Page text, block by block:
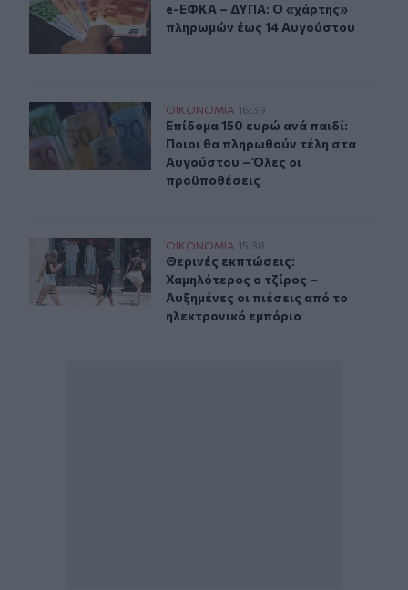
e-ΕΦΚΑ – ΔΥΠΑ: Ο «χάρτης»
e-ΕΦΚΑ – ΔΥΠΑ: Ο «χάρτης»
πληρωμών έως 14 Αυγούστου
Επίδομα 150 ευρώ ανά παιδί: Ποιοι θα πληρωθούν
ΟΙΚΟΝΟΜΙΑ 16:39
Επίδομα 150 ευρώ ανά παιδί:
Επίδομα 150 ευρώ ανά παιδί:
Ποιοι θα πληρωθούν τέλη στα
Αυγούστου – Όλες οι
προϋποθέσεις
Θερινές εκπτώσεις: Χαμηλότερος ο τζίρος – Αυξημένες
ΟΙΚΟΝΟΜΙΑ 15:38
Θερινές εκπτώσεις: Χαμηλότερος ο
Θερινές εκπτώσεις:
Χαμηλότερος ο τζίρος –
Αυξημένες οι πιέσεις από το
ηλεκτρονικό εμπόριο